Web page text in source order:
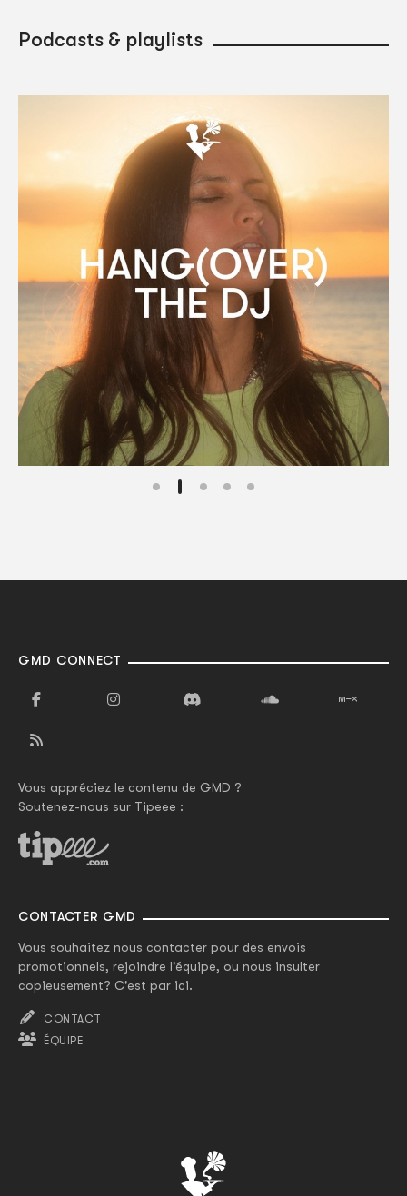
Podcasts & playlists
GMD CONNECT
Vous appréciez le contenu de GMD ?
Soutenez-nous sur Tipeee :
CONTACTER GMD
Vous souhaitez nous contacter pour des envois
promotionnels, rejoindre l'équipe, ou nous insulter
copieusement? C'est par ici.
CONTACT
ÉQUIPE